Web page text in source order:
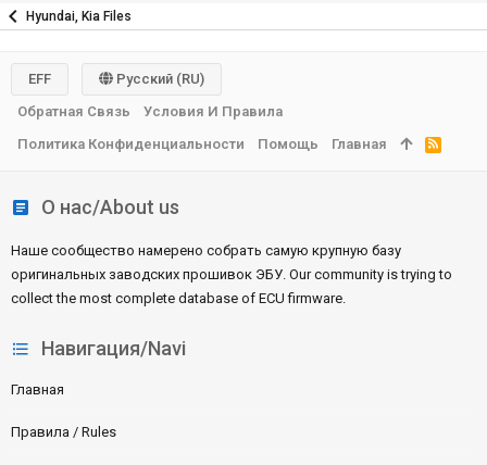
Hyundai, Kia Files
О нас/About us
Наше сообщество намерено собрать самую крупную базу
оригинальных заводских прошивок ЭБУ. Our community is trying to
collect the most complete database of ECU firmware.
Навигация/Navi
Главная
Правила / Rules
EFF
Русский (RU)
Обратная Связь
Условия И Правила
Политика Конфиденциальности
Помощь Главная
R